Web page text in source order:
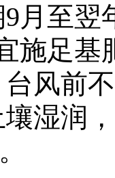
月至
施足
风前
湿润